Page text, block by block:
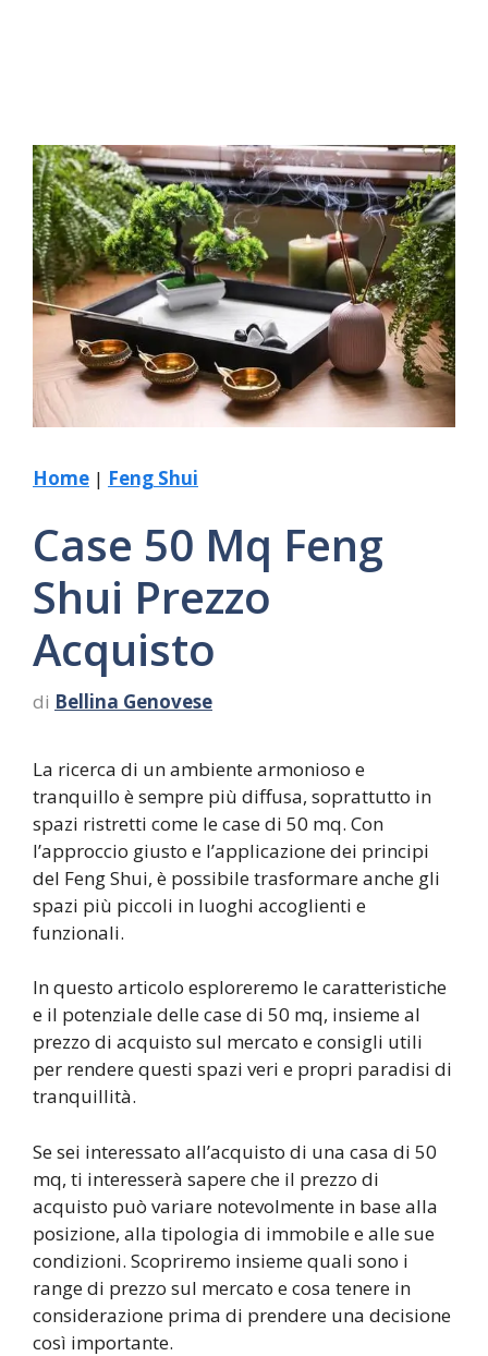
Home | Feng Shui
Case 50 Mq Feng
Shui Prezzo
Acquisto
di Bellina Genovese
La ricerca di un ambiente armonioso e
tranquillo è sempre più diffusa, soprattutto in
spazi ristretti come le case di 50 mq. Con
l’approccio giusto e l’applicazione dei principi
del Feng Shui, è possibile trasformare anche gli
spazi più piccoli in luoghi accoglienti e
funzionali.
In questo articolo esploreremo le caratteristiche
e il potenziale delle case di 50 mq, insieme al
prezzo di acquisto sul mercato e consigli utili
per rendere questi spazi veri e propri paradisi di
tranquillità.
Se sei interessato all’acquisto di una casa di 50
mq, ti interesserà sapere che il prezzo di
acquisto può variare notevolmente in base alla
posizione, alla tipologia di immobile e alle sue
condizioni. Scopriremo insieme quali sono i
range di prezzo sul mercato e cosa tenere in
considerazione prima di prendere una decisione
così importante.